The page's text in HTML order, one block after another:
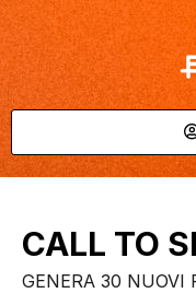
CALL TO
GENERA 30 NUOVI